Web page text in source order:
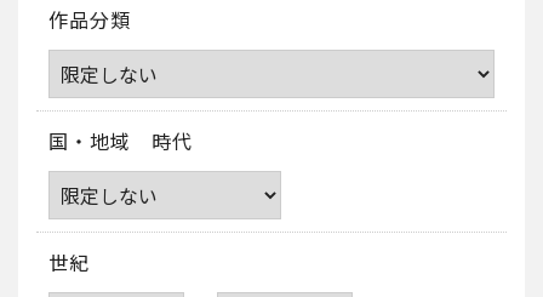
作品分類
国・地域 時代
世紀